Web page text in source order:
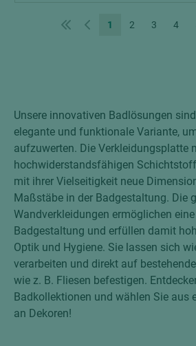
1 2 3 4
Unsere innovativen Badlösungen
elegante und funktionale Variante,
aufzuwerten. Die Verkleidungsplatte
hochwiderstandsfähigen
mit ihrer Vielseitigkeit neue
Maßstäbe in der Badgestaltung. Die
Wandverkleidungen ermöglichen
Badgestaltung und erfüllen damit
Optik und Hygiene. Sie lassen sich
verarbeiten und direkt auf
wie z. B. Fliesen befestigen.
Badkollektionen und wählen Sie aus
an Dekoren!